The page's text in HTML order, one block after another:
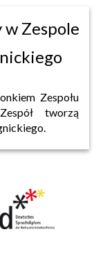
w Zespole
Zespołu
tworzą